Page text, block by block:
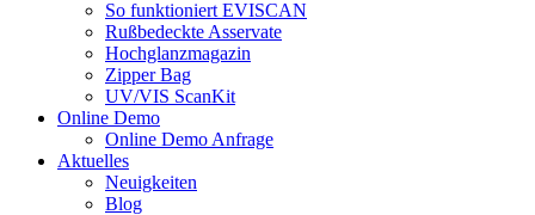
So funktioniert EVISCAN
Rußbedeckte Asservate
Hochglanzmagazin
Zipper Bag
UV/VIS ScanKit
Online Demo
Online Demo Anfrage
Aktuelles
Neuigkeiten
Blog